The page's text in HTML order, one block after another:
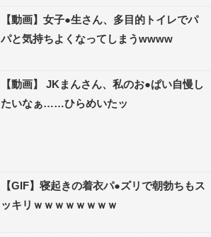
【動画】女子●生さん、多目的トイレでパ
パと気持ちよくなってしまうwwww
【動画】 JKまんさん、私のお●ぱい自慢し
たいなぁ……ひらめいたッ
【GIF】寝起きの着衣パ●ズリで朝勃ちもス
ッキリｗｗｗｗｗｗｗｗ